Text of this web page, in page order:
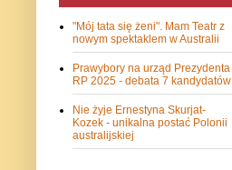
"Mój tata się żeni". Mam Teatr z
nowym spektaklem w Australii
Prawybory na urząd Prezydenta
RP 2025 - debata 7 kandydatów
Nie żyje Ernestyna Skurjat-
Kozek - unikalna postać Polonii
australijskiej